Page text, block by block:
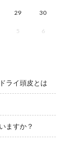
29 30
5 6
ライ頭皮とは
ますか？